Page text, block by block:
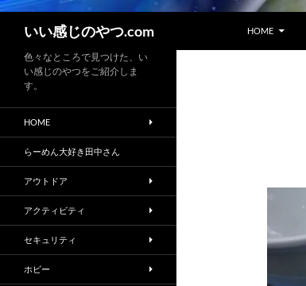
いい感じのやつ.com
HOME
色々なところで見つけた、い
い感じのやつをご紹介しま
す。
HOME
らーめん大好き田中さん
アウトドア
アクティビティ
セキュリティ
ホビー